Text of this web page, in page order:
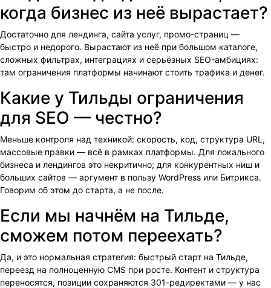
когда бизнес из неё вырастает?
Достаточно для лендинга, сайта услуг, промо-страниц —
быстро и недорого. Вырастают из неё при большом каталоге,
сложных фильтрах, интеграциях и серьёзных SEO-амбициях:
там ограничения платформы начинают стоить трафика и денег.
Какие у Тильды ограничения
для SEO — честно?
Меньше контроля над техникой: скорость, код, структура URL,
массовые правки — всё в рамках платформы. Для локального
бизнеса и лендингов это некритично; для конкурентных ниш и
больших сайтов — аргумент в пользу WordPress или Битрикса.
Говорим об этом до старта, а не после.
Если мы начнём на Тильде,
сможем потом переехать?
Да, и это нормальная стратегия: быстрый старт на Тильде,
переезд на полноценную CMS при росте. Контент и структура
переносятся, позиции сохраняются 301-редиректами — у нас